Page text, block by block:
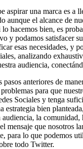
aspirar una marca es a
aunque el alcance de
hacemos bien, es
y podamos satisfacer
esas necesidades, y
analizando
audiencia,
pasos anteriores de
para que
Sociales y tenga
estrategia bien
la comunidad,
mensaje que nosotros
para lo que podemos
todo Twitter.